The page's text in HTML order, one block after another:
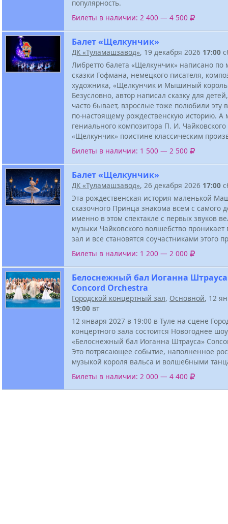
популярность.
Билеты в наличии: 2 400 — 4 500
Балет «Щелкунчик»
ДК «Туламашзавод», 19 декабря 2026 17:00
Либретто балета «Щелкунчик» написано по
сказки Гофмана, немецкого писателя,
художника, «Щелкунчик и Мышиный
Безусловно, автор написал сказку для
часто бывает, взрослые тоже полюбили эту
по-настоящему рождественскую историю. А
гениального композитора П. И. Чайковского
«Щелкунчик» поистине классическим
Билеты в наличии: 1 500 — 2 500
Балет «Щелкунчик»
ДК «Туламашзавод», 26 декабря 2026 17:00
Эта рождественская история маленькой
сказочного Принца знакома всем с самого
именно в этом спектакле с первых звуков
музыки Чайковского волшебство
зал и все становятся соучастниками этого
Билеты в наличии: 1 200 — 2 000
Белоснежный бал Иоганна
Concord Orchestra
Городской концертный зал, Основной, 12
19:00 вт
12 января 2027 в 19:00 в Туле на сцене
концертного зала состоится Новогоднее шоу
«Белоснежный бал Иоганна Штрауса»
Это потрясающее событие, наполненное
музыкой короля вальса и волшебными
Билеты в наличии: 2 000 — 4 400